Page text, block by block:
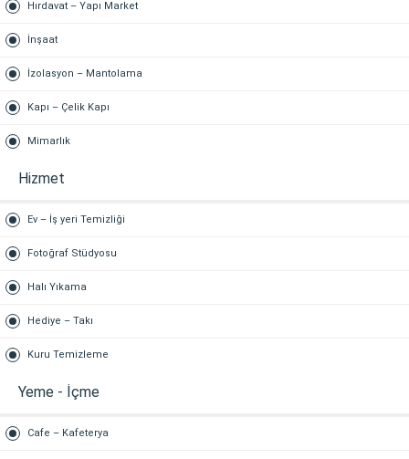
Hırdavat – Yapı Market
İnşaat
İzolasyon – Mantolama
Kapı – Çelik Kapı
Mimarlık
Hizmet
Ev – İş yeri Temizliği
Fotoğraf Stüdyosu
Halı Yıkama
Hediye – Takı
Kuru Temizleme
Yeme - İçme
Cafe – Kafeterya